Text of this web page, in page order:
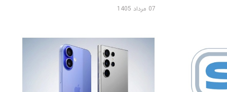
07 مرداد 1405